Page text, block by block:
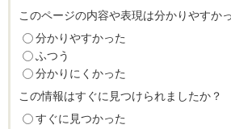
このページの内容や表現は分かりやすか
分かりやすかった
ふつう
分かりにくかった
この情報はすぐに見つけられましたか？
すぐに見つかった